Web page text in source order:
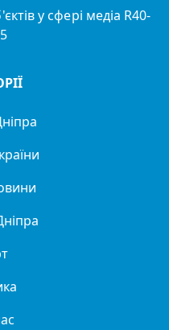
у сфері медіа R40-